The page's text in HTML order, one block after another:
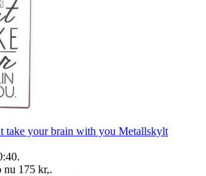
take your brain with you Metallskylt
.
nu 175 kr,.